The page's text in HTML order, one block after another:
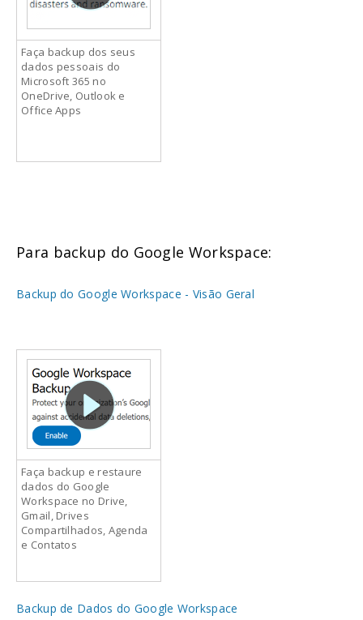
Faça backup dos seus
dados pessoais do
Microsoft 365 no
OneDrive, Outlook e
Office Apps
Para backup do Google Workspace:
Backup do Google Workspace - Visão Geral
Faça backup e restaure
dados do Google
Workspace no Drive,
Gmail, Drives
Compartilhados, Agenda
e Contatos
Backup de Dados do Google Workspace